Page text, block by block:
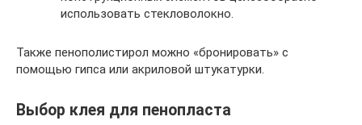
использовать стекловолокно.
Также пенополистирол можно «бронировать» с
помощью гипса или акриловой штукатурки.
Выбор клея для пенопласта